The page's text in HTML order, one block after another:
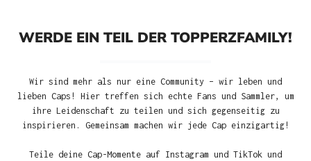
WERDE EIN TEIL DER TOPPERZFAMILY!
Wir sind mehr als nur eine Community – wir leben und
lieben Caps! Hier treffen sich echte Fans und Sammler, um
ihre Leidenschaft zu teilen und sich gegenseitig zu
inspirieren. Gemeinsam machen wir jede Cap einzigartig!
Teile deine Cap-Momente auf Instagram und TikTok und